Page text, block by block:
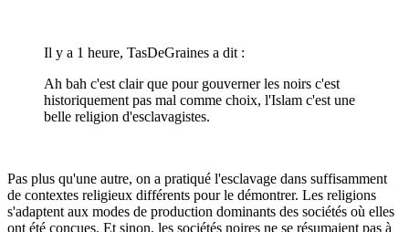
Il y a 1 heure, TasDeGraines a dit :
Ah bah c'est clair que pour gouverner les noirs c'est
historiquement pas mal comme choix, l'Islam c'est une
belle religion d'esclavagistes.
Pas plus qu'une autre, on a pratiqué l'esclavage dans suffisamment
de contextes religieux différents pour le démontrer. Les religions
s'adaptent aux modes de production dominants des sociétés où elles
ont été conçues. Et sinon, les sociétés noires ne se résumaient pas à